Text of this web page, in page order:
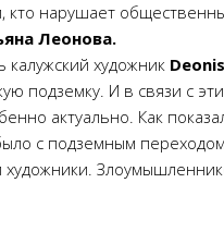
кто нарушает
Леонова.
художник
подземку. И в связи с
актуально. Как
с подземным
художники.